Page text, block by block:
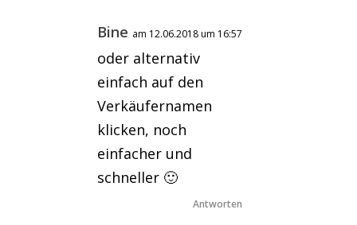
Bine am 12.06.2018 um 16:57
oder alternativ
einfach auf den
Verkäufernamen
klicken, noch
einfacher und
schneller 🙂
Antworten